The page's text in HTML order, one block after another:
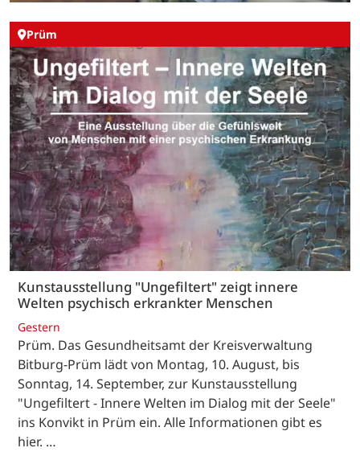
Prüm
Kunstausstellung "Ungefiltert" zeigt innere
Welten psychisch erkrankter Menschen
Gestern
Prüm. Das Gesundheitsamt der Kreisverwaltung
Bitburg-Prüm lädt von Montag, 10. August, bis
Sonntag, 14. September, zur Kunstausstellung
"Ungefiltert - Innere Welten im Dialog mit der Seele"
ins Konvikt in Prüm ein. Alle Informationen gibt es
hier. …